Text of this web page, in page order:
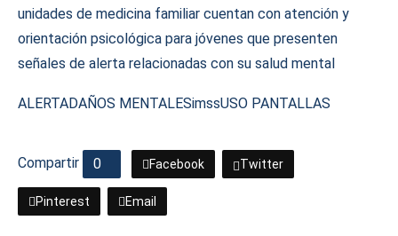
unidades de medicina familiar cuentan con atención y
orientación psicológica para jóvenes que presenten
señales de alerta relacionadas con su salud mental
ALERTADAÑOS MENTALESimssUSO PANTALLAS
Compartir 0 Facebook Twitter
Pinterest Email